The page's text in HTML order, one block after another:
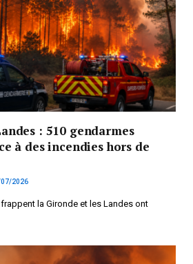
: 510 gendarmes
à des incendies hors de
2026
la Gironde et les Landes ont